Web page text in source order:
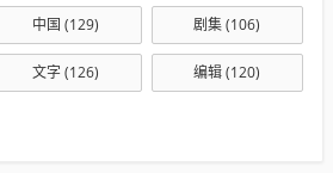
中国 (129) 剧集(106)
文字(126) 编辑(120)